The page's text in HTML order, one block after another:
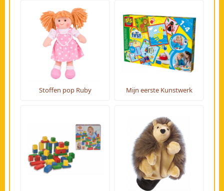
Stoffen pop Ruby Mijn eerste Kunstwerk